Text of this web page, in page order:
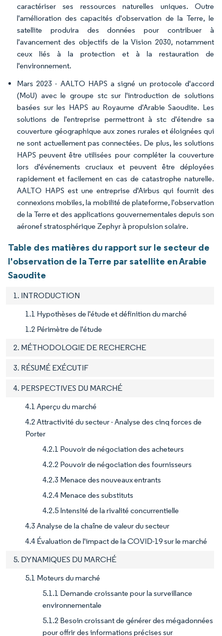
caractériser ses ressources naturelles uniques. Outre
l'amélioration des capacités d'observation de la Terre, le
satellite produira des données pour contribuer à
l'avancement des objectifs de la Vision 2030, notamment
ceux liés à la protection et à la restauration de
l'environnement.
Mars 2023 - AALTO HAPS a signé un protocole d'accord
(MoU) avec le groupe stc sur l'introduction de solutions
basées sur les HAPS au Royaume d'Arabie Saoudite. Les
solutions de l'entreprise permettront à stc d'étendre sa
couverture géographique aux zones rurales et éloignées qui
ne sont actuellement pas connectées. De plus, les solutions
HAPS peuvent être utilisées pour compléter la couverture
lors d'événements cruciaux et peuvent être déployées
rapidement et facilement en cas de catastrophe naturelle.
AALTO HAPS est une entreprise d'Airbus qui fournit des
connexions mobiles, la mobilité de plateforme, l'observation
de la Terre et des applications gouvernementales depuis son
aéronef stratosphérique Zephyr à propulsion solaire.
Table des matières du rapport sur le secteur de
l'observation de la Terre par satellite en Arabie
Saoudite
1. INTRODUCTION
1.1 Hypothèses de l'étude et définition du marché
1.2 Périmètre de l'étude
2. MÉTHODOLOGIE DE RECHERCHE
3. RÉSUMÉ EXÉCUTIF
4. PERSPECTIVES DU MARCHÉ
4.1 Aperçu du marché
4.2 Attractivité du secteur - Analyse des cinq forces de
Porter
4.2.1 Pouvoir de négociation des acheteurs
4.2.2 Pouvoir de négociation des fournisseurs
4.2.3 Menace des nouveaux entrants
4.2.4 Menace des substituts
4.2.5 Intensité de la rivalité concurrentielle
4.3 Analyse de la chaîne de valeur du secteur
4.4 Évaluation de l'impact de la COVID-19 sur le marché
5. DYNAMIQUES DU MARCHÉ
5.1 Moteurs du marché
5.1.1 Demande croissante pour la surveillance
environnementale
5.1.2 Besoin croissant de générer des mégadonnées
pour offrir des informations précises sur